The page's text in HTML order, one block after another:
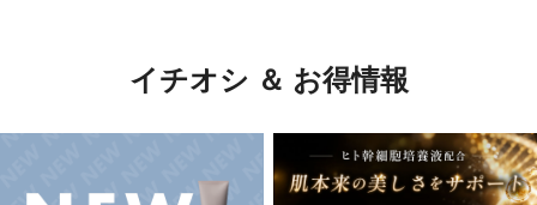
イチオシ ＆ お得情報